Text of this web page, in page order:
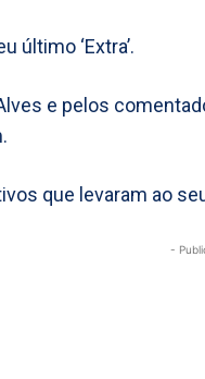
último ‘Extra’.
e pelos
que levaram ao
-